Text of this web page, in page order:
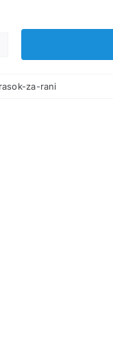
za-rani